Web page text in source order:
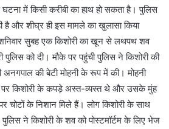
में किसी करीबी का हाथ हो सकता है। पुलिस
है और शीघ्र ही इस मामले का खुलासा किया
सुबह एक किशोरी का खून से लथपथ शव
को दी। मौके पर पहुंची पुलिस ने किशोरी की
की बेटी मोहनी के रूप में की। मोहनी
पर किशोरी के कपड़े अस्त-व्यस्त थे और उसके मुंह
चोटों के निशान मिले हैं। लोग किशोरी के साथ
ने किशोरी के शव को पोस्टमॉर्टम के लिए भेज